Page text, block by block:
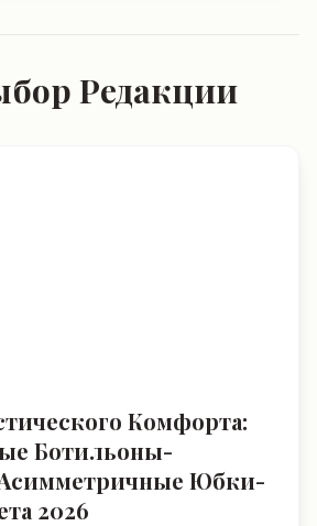
Редакции
Комфорта:
Ботильоны-
Юбки-
2026